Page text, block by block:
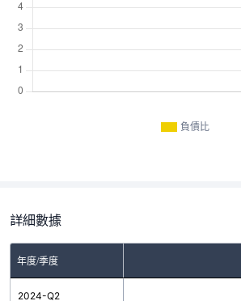
負債比
詳細數據
年度/季度
2024-Q2